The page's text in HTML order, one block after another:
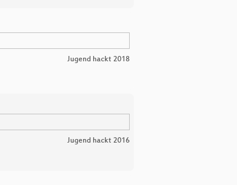
Jugend hackt 2018
Jugend hackt 2016